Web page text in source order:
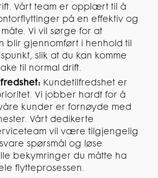
Vårt team er opplært til å
på en effektiv og
Vi vil sørge for at
blir gjennomført i henhold til
slik at du kan komme
til normal drift.
Kundetilfredshet er
Vi jobber hardt for å
kunder er fornøyde med
Vårt dedikerte
vil være tilgjengelig
spørsmål og løse
bekymringer du måtte ha
flytteprosessen.